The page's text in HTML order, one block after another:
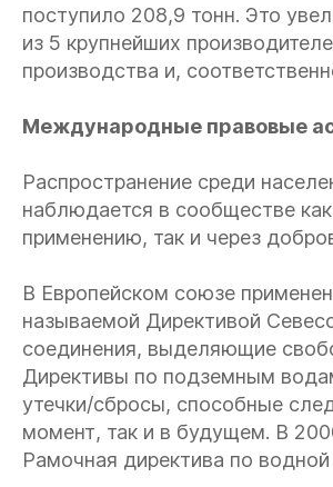
поступило 208,9 тонн. Это
из 5 крупнейших
производства и,
Международные правовые
Распространение среди
наблюдается в сообществе
применению, так и через
В Европейском союзе
называемой Директивой
соединения, выделяющие
Директивы по подземным
утечки/сбросы, способные
момент, так и в будущем. В
Рамочная директива по